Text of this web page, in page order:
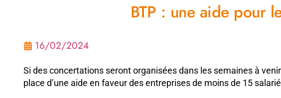
BTP : une aide pour
16/02/2024
Si des concertations seront organisées dans les semaines à
place d’une aide en faveur des entreprises de moins de 15